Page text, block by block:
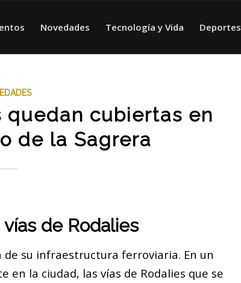
Novedades Tecnología y Vida Deportes
quedan cubiertas en
de la Sagrera
de Rodalies
su infraestructura ferroviaria. En un
la ciudad, las vías de Rodalies que se